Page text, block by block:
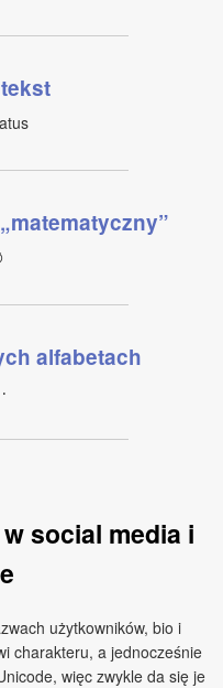
alfabetach
poziom ٠
social media i
użytkowników, bio i
charakteru, a jednocześnie
więc zwykle da się je